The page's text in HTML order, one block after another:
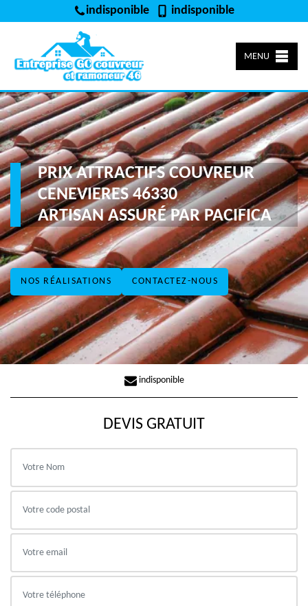
indisponible indisponible
MENU
NOS RÉALISATIONS CONTACTEZ-NOUS
PRIX ATTRACTIFS COUVREUR
CENEVIERES 46330
ARTISAN ASSURÉ PAR PACIFICA
indisponible
DEVIS GRATUIT